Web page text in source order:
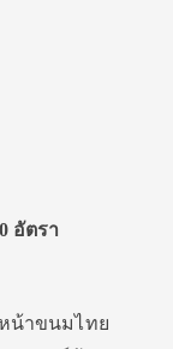
อัตรา
น้าขนมไทย